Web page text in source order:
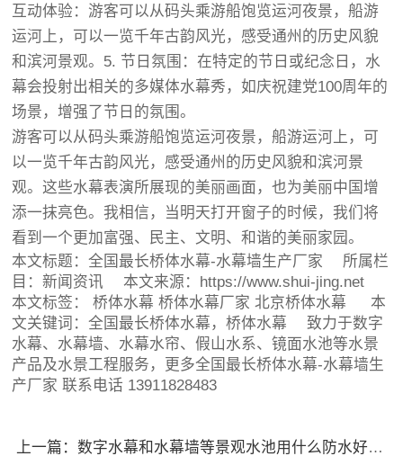
互动体验：游客可以从码头乘游船饱览运河夜景，船游
运河上，可以一览千年古韵风光，感受通州的历史风貌
和滨河景观。5. 节日氛围：在特定的节日或纪念日，水
幕会投射出相关的多媒体水幕秀，如庆祝建党100周年的
场景，增强了节日的氛围。
游客可以从码头乘游船饱览运河夜景，船游运河上，可
以一览千年古韵风光，感受通州的历史风貌和滨河景
观。这些水幕表演所展现的美丽画面，也为美丽中国增
添一抹亮色。我相信，当明天打开窗子的时候，我们将
看到一个更加富强、民主、文明、和谐的美丽家园。
本文标题：全国最长桥体水幕-水幕墙生产厂家 所属栏
目：新闻资讯 本文来源：https://www.shui-jing.net
本文标签：桥体水幕 桥体水幕厂家 北京桥体水幕 本
文关键词：全国最长桥体水幕，桥体水幕 致力于数字
水幕、水幕墙、水幕水帘、假山水系、镜面水池等水景
产品及水景工程服务，更多全国最长桥体水幕-水幕墙生
产厂家 联系电话 13911828483
上一篇：数字水幕和水幕墙等景观水池用什么防水好？水池防水种类